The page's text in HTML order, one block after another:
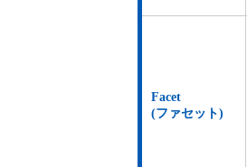
Facet
(ファセット)